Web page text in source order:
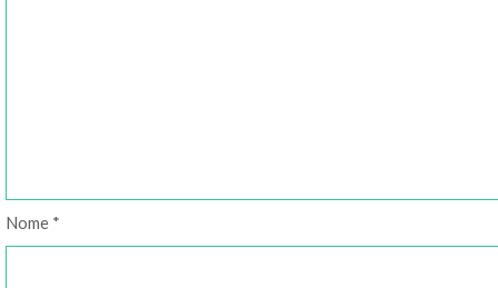
Nome *